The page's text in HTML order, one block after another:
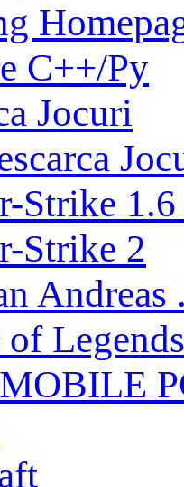
C++/Py
Jocuri
1.6
Strike 2
Andreas
Legends